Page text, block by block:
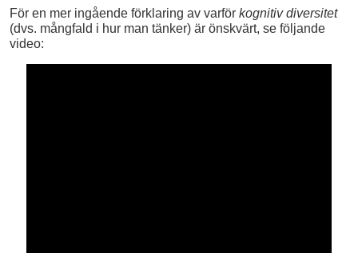
För en mer ingående förklaring av varför kognitiv diversitet
(dvs. mångfald i hur man tänker) är önskvärt, se följande
video: